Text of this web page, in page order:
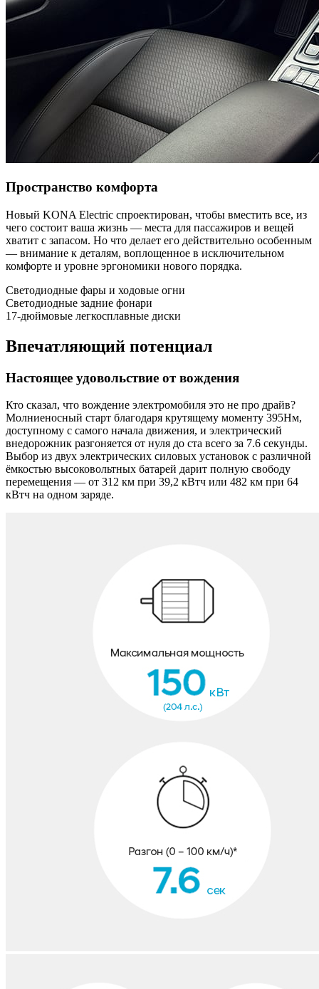
Пространство комфорта
Новый KONA Electriс спроектирован, чтобы вместить все, из
чего состоит ваша жизнь — места для пассажиров и вещей
хватит с запасом. Но что делает его действительно особенным
— внимание к деталям, воплощенное в исключительном
комфорте и уровне эргономики нового порядка.
Светодиодные фары и ходовые огни
Светодиодные задние фонари
17-дюймовые легкосплавные диски
Впечатляющий потенциал
Настоящее удовольствие от вождения
Кто сказал, что вождение электромобиля это не про драйв?
Молниеносный старт благодаря крутящему моменту 395Нм,
доступному с самого начала движения, и электрический
внедорожник разгоняется от нуля до ста всего за 7.6 секунды.
Выбор из двух электрических силовых установок с различной
ёмкостью высоковольтных батарей дарит полную свободу
перемещения — от 312 км при 39,2 кВтч или 482 км при 64
кВтч на одном заряде.